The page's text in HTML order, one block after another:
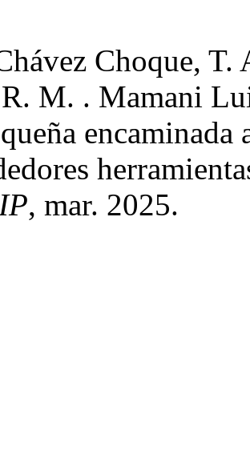
Choque, T.
M. . Mamani
, mar. 2025.